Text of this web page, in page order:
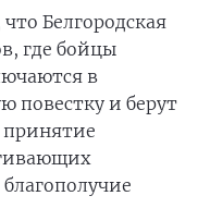
Белгородская
где бойцы
в
повестку и берут
принятие